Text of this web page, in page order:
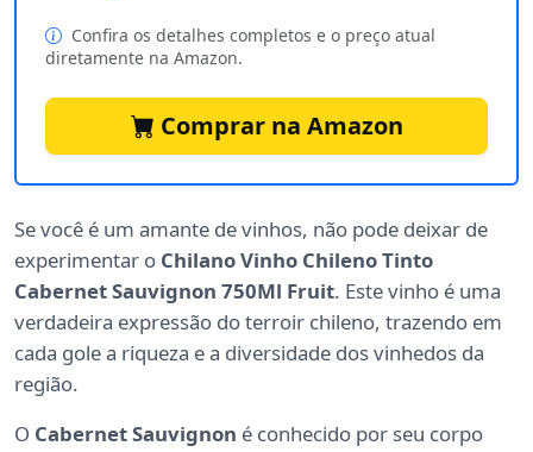
Confira os detalhes completos e o preço atual
diretamente na Amazon.
Comprar na Amazon
Se você é um amante de vinhos, não pode deixar de
experimentar o Chilano Vinho Chileno Tinto
Cabernet Sauvignon 750Ml Fruit. Este vinho é uma
verdadeira expressão do terroir chileno, trazendo em
cada gole a riqueza e a diversidade dos vinhedos da
região.
O Cabernet Sauvignon é conhecido por seu corpo